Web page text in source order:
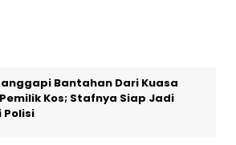
Bantahan Dari Kuasa
Kos; Stafnya Siap Jadi
Polisi